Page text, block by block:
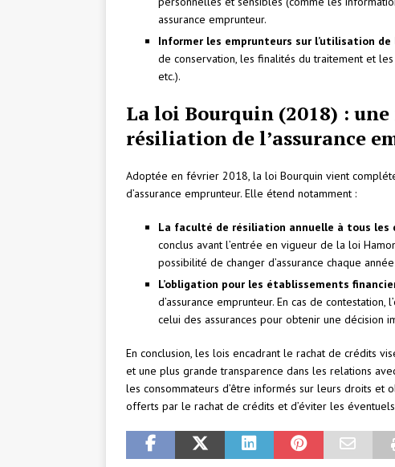
assurance emprunteur.
Informer les emprunteurs sur l’utilisation de
de conservation, les finalités du traitement et
etc.).
La loi Bourquin (2018) :
résiliation de l’assurance
Adoptée en février 2018, la loi Bourquin vient
d’assurance emprunteur. Elle étend notamment :
La faculté de résiliation annuelle à tous les
conclus avant l’entrée en vigueur de la loi
possibilité de changer d’assurance chaque
L’obligation pour les établissements
d’assurance emprunteur. En cas de
celui des assurances pour obtenir une décision
En conclusion, les lois encadrant le rachat de crédits
et une plus grande transparence dans les relations
les consommateurs d’être informés sur leurs droits
offerts par le rachat de crédits et d’éviter les